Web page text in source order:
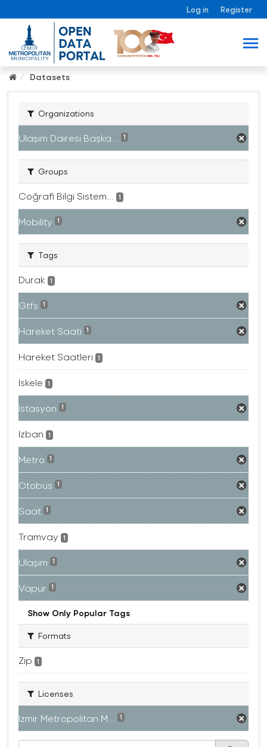
Log in Register
Datasets
Organizations
Ulaşım Dairesi Başka... 1
Groups
Coğrafi Bilgi Sistem... 1
Mobility 1
Tags
Durak 1
Gtfs 1
Hareket Saati 1
Hareket Saatleri 1
Iskele 1
Istasyon 1
Izban 1
Metro 1
Otobüs 1
Saat 1
Tramvay 1
Ulaşım 1
Vapur 1
Show Only Popular Tags
Formats
Zip 1
Licenses
Izmir Metropolitan M... 1